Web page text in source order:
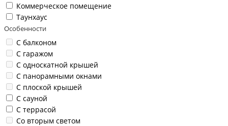
Коммерческое помещение
Таунхаус
Особенности
С балконом
С гаражом
С односкатной крышей
С панорамными окнами
С плоской крышей
С сауной
С террасой
Со вторым светом